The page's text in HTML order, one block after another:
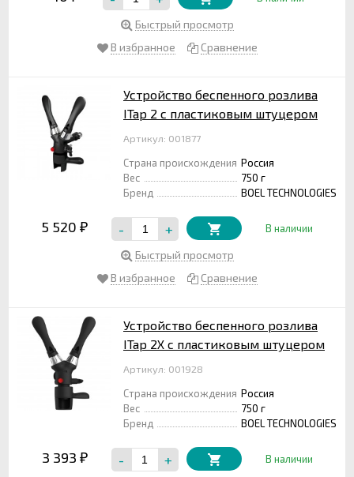
Быстрый просмотр
В избранное
Сравнение
Устройство беспенного розлива
ITap 2 с пластиковым штуцером
Артикул: 001877
Страна происхождения Россия
Вес
750 г
Бренд
BOEL TECHNOLOGIES
5 520 ₽ - + В наличии
Быстрый просмотр
В избранное
Сравнение
Устройство беспенного розлива
ITap 2Х с пластиковым штуцером
Артикул: 001928
Страна происхождения Россия
Вес
750 г
Бренд
BOEL TECHNOLOGIES
3 393 ₽ - + В наличии